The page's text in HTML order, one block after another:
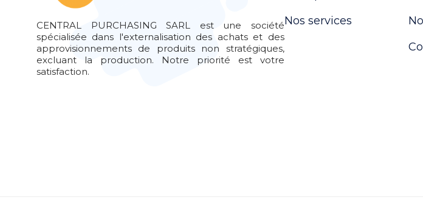
CENTRAL PURCHASING SARL est une société
spécialisée dans l'externalisation des achats et des
approvisionnements de produits non stratégiques,
excluant la production. Notre priorité est votre
satisfaction.
Nos services